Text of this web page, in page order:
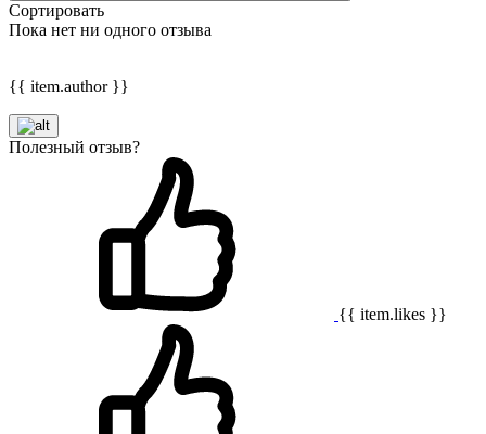
Сортировать
Пока нет ни одного отзыва
{{ item.author }}
Полезный отзыв?
{{ item.likes }}